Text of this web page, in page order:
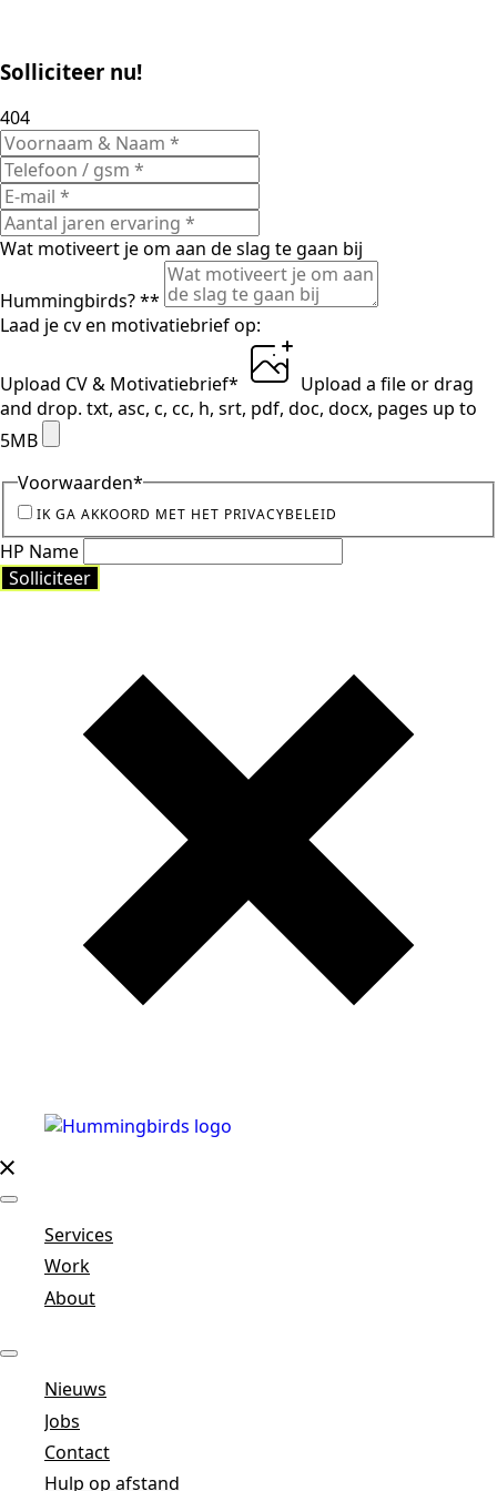
Solliciteer nu!
404
Wat motiveert je om aan de slag te gaan bij
Hummingbirds? **
Laad je cv en motivatiebrief op:
Upload CV & Motivatiebrief* Upload a fileor drag
and drop. txt, asc, c, cc, h, srt, pdf, doc, docx, pages up to
5MB
Voorwaarden*
IK GA AKKOORD MET HET PRIVACYBELEID
HP Name
Solliciteer
Services
Work
About
Nieuws
Jobs
Contact
Hulp op afstand